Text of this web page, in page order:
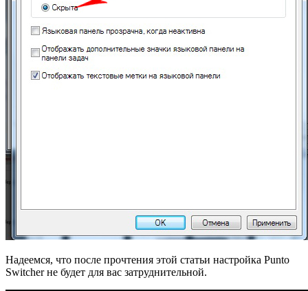
Надеемся, что после прочтения этой статьи настройка Punto
Switcher не будет для вас затруднительной.